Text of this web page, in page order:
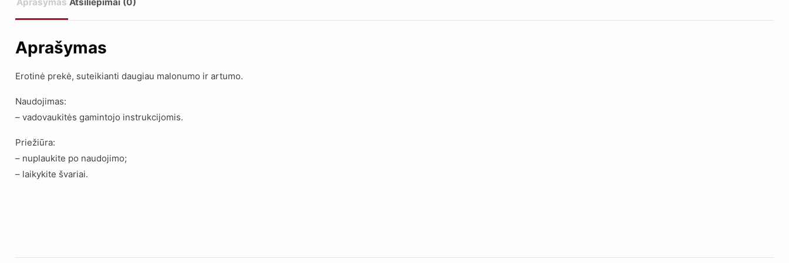
Aprašymas
Erotinė prekė, suteikianti daugiau malonumo ir artumo.
Naudojimas:
– vadovaukitės gamintojo instrukcijomis.
Priežiūra:
– nuplaukite po naudojimo;
– laikykite švariai.